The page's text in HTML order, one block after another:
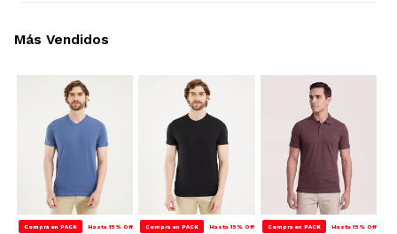
Compra en PACK Hasta 15% Off Compra en PACK Hasta 15% Off Compra en PACK Hasta 15% Off
Más Vendidos